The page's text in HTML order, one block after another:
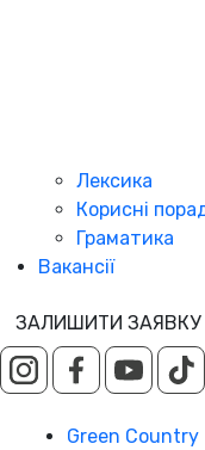
Лексика
Корисні
Граматика
Вакансії
ЗАЛИШИТИ ЗАЯВКУ
Green Country